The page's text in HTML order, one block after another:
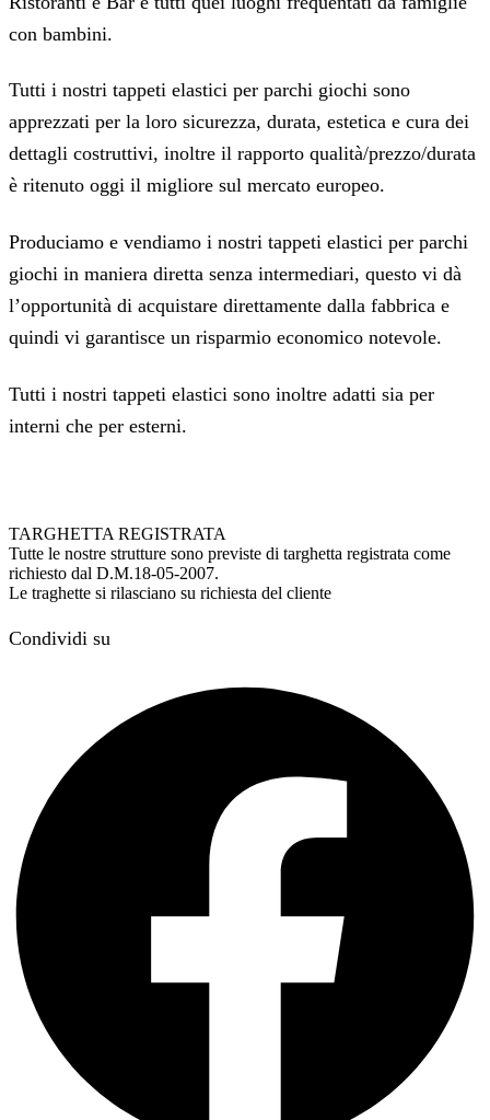
con bambini.
Tutti i nostri tappeti elastici per parchi giochi sono
apprezzati per la loro sicurezza, durata, estetica e cura dei
dettagli costruttivi, inoltre il rapporto qualità/prezzo/durata
è ritenuto oggi il migliore sul mercato europeo.
Produciamo e vendiamo i nostri tappeti elastici per parchi
giochi in maniera diretta senza intermediari, questo vi dà
l’opportunità di acquistare direttamente dalla fabbrica e
quindi vi garantisce un risparmio economico notevole.
Tutti i nostri tappeti elastici sono inoltre adatti sia per
interni che per esterni.
TARGHETTA REGISTRATA
Tutte le nostre strutture sono previste di targhetta registrata come
richiesto dal D.M.18-05-2007.
Le traghette si rilasciano su richiesta del cliente
Condividi su